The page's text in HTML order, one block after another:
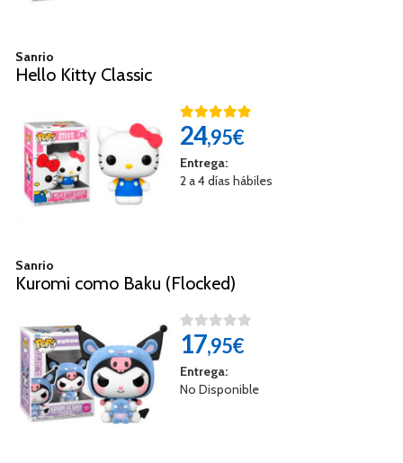
Sanrio
Hello Kitty Classic
24,95€
Entrega:
2 a 4 días hábiles
Sanrio
Kuromi como Baku (Flocked)
17,95€
Entrega:
No Disponible